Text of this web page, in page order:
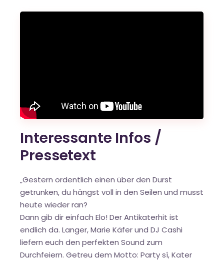
Interessante Infos /
Pressetext
„Gestern ordentlich einen über den Durst
getrunken, du hängst voll in den Seilen und musst
heute wieder ran?
Dann gib dir einfach Elo! Der Antikaterhit ist
endlich da. Langer, Marie Käfer und DJ Cashi
liefern euch den perfekten Sound zum
Durchfeiern. Getreu dem Motto: Party sí, Kater